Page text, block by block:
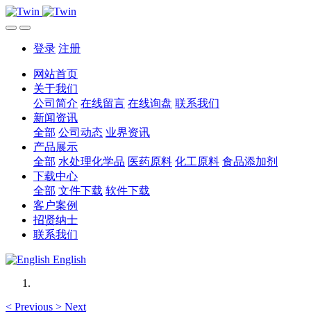
登录 注册
网站首页
关于我们
公司简介 在线留言 在线询盘 联系我们
新闻资讯
全部 公司动态 业界资讯
产品展示
全部 水处理化学品 医药原料 化工原料 食品添加剂
下载中心
全部 文件下载 软件下载
客户案例
招贤纳士
联系我们
English
< Previous > Next